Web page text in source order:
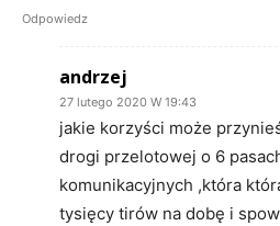
Odpowiedz
andrzej
27 lutego 2020 W 19:43
jakie korzyści może
drogi przelotowej o 6
komunikacyjnych ,która
tysięcy tirów na dobę i